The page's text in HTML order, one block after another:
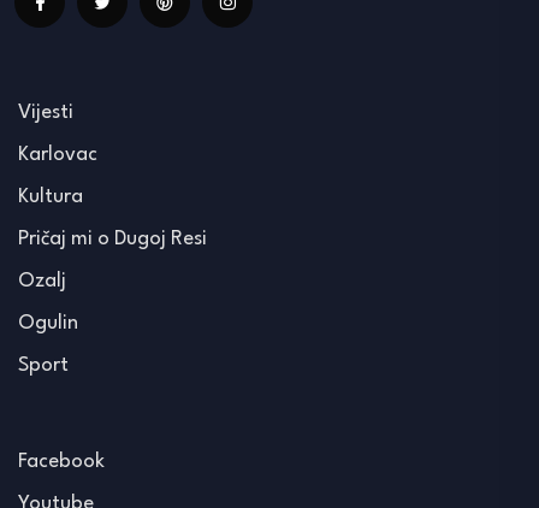
Vijesti
Karlovac
Kultura
Pričaj mi o Dugoj Resi
Ozalj
Ogulin
Sport
Facebook
Youtube